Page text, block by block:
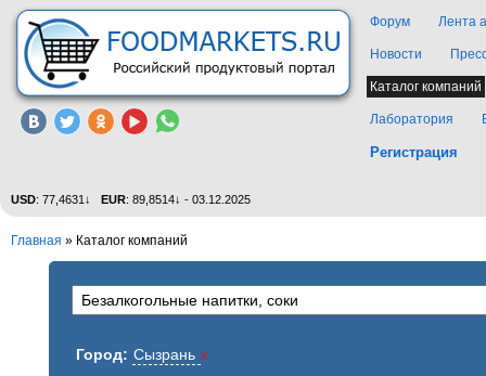
Форум Лента
Новости
Каталог компаний
Лаборатория
Регистрация
USD: 77,4631↓ EUR: 89,8514↓ - 03.12.2025
Главная » Каталог компаний
Город: Сызрань x